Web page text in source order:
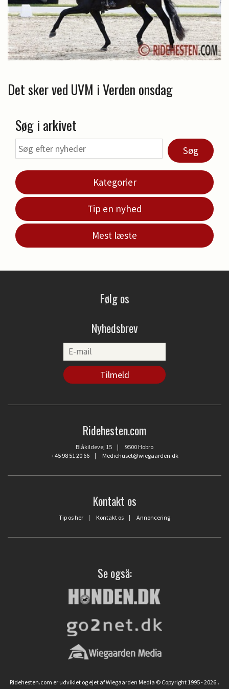
Det sker ved UVM i Verden onsdag
Søg i arkivet
Søg
Kategorier
Tip en nyhed
Mest læste
Følg os
Nyhedsbrev
Ridehesten.com
Blåkildevej 15 | 9500 Hobro
+45 98 51 20 66| Mediehuset@wiegaarden.dk
Kontakt os
Tip os her | Kontakt os | Annoncering
Se også:
Ridehesten.com er udviklet og ejet af Wiegaarden Media © Copyright 1995 - 2026 .